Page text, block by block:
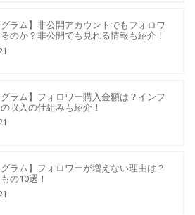
グラム】非公開アカウントでもフォロワ
のか？非公開でも見れる情報も紹介！
グラム】フォロワー購入金額は？インフ
収入の仕組みも紹介！
グラム】フォロワーが増えない理由は？
の10選！